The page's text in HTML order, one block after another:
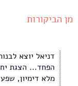
מן הביקורות
דניאל יוצא
הפחד... הצגת
מלא דימיון,